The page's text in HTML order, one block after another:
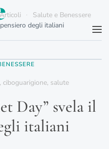
Salute e Benessere
degli italiani
, ciboguarigione, salute
Day” svela il
italiani